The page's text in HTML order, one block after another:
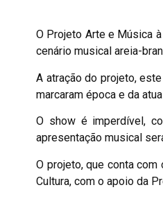
O Projeto Arte e Música
cenário musical areia-
A atração do projeto,
marcaram época e da
O show é imperdível,
apresentação musical
O projeto, que conta
Cultura, com o apoio da